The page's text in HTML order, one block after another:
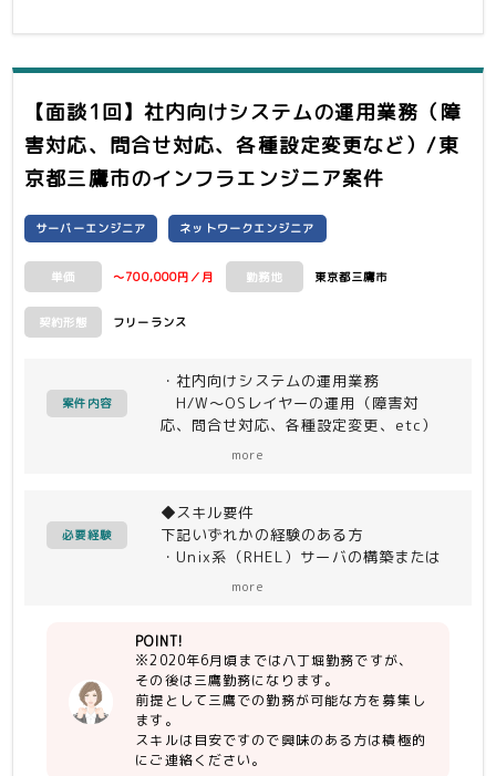
・WebSphere Application
・詳細設計以降の経験
4)（Tivoli）
・IWS（旧TWS）
・ISP（旧TSM）
・Netcool
（各プロダクト共通）
・ドキュメント作成能力
・複数のプロダクトスキル
るスキル
【面談1回】社内向けシステムの運用業務（障
害対応、問合せ対応、各種設定変更など）/東
京都三鷹市のインフラエンジニア案件
サーバーエンジニア ネットワークエンジニア
単価 ～700,000円／月 勤務地 東京都三鷹市
契約形態 フリーランス
案件内容
・社内向けシステムの運用業務
H/W～OSレイヤーの運用（障害対
応、問合せ対応、各種設定変更、etc）
◆環境
OS：WindowsServer、RHEL
DB：Oracle、SQL Server
WebLogic、Apache、Oracle Fali
Safe、MSFC
仮想化：vSphere
more
必要経験
◆スキル要件
下記いずれかの経験のある方
・Unix系（RHEL）サーバの構築または
・監視ツール（JP1、特にJP1/AJS）の
運用経験
→ 目安：1年以上の実務経験また
はそれに準ずる知見がある
・サーバ運用に必要な、一般的なネット
ワークの知識
more
POINT!
※2020年6月頃までは八丁堀勤務ですが、
その後は三鷹勤務になります。
前提として三鷹での勤務が可能な方を募集し
ます。
スキルは目安ですので興味のある方は積極的
にご連絡ください。